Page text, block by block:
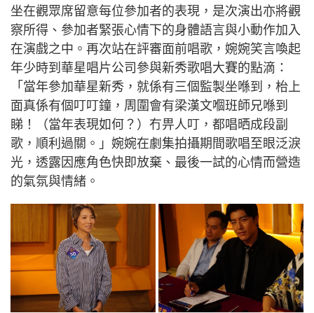
坐在觀眾席留意每位參加者的表現，是次演出亦將觀
察所得、參加者緊張心情下的身體語言與小動作加入
在演戲之中。再次站在評審面前唱歌，婉婉笑言喚起
年少時到華星唱片公司參與新秀歌唱大賽的點滴：
「當年參加華星新秀，就係有三個監製坐喺到，枱上
面真係有個叮叮鐘，周圍會有梁漢文嗰班師兄喺到
睇！（當年表現如何？）冇畀人叮，都唱晒成段副
歌，順利過關。」婉婉在劇集拍攝期間歌唱至眼泛淚
光，透露因應角色快即放棄、最後一試的心情而營造
的氣氛與情緒。